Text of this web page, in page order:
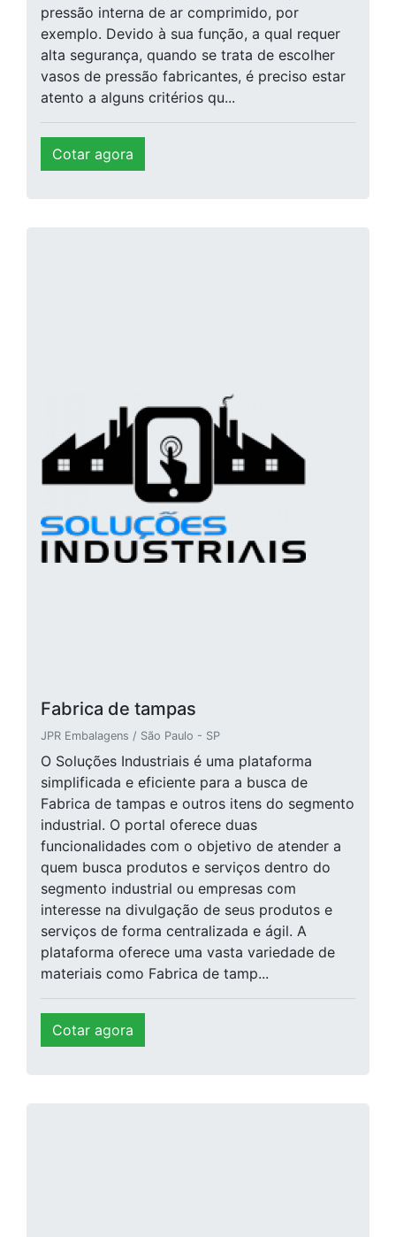
pressão interna de ar comprimido, por
exemplo. Devido à sua função, a qual requer
alta segurança, quando se trata de escolher
vasos de pressão fabricantes, é preciso estar
atento a alguns critérios qu...
Cotar agora
Fabrica de tampas
JPR Embalagens / São Paulo - SP
O Soluções Industriais é uma plataforma
simplificada e eficiente para a busca de
Fabrica de tampas e outros itens do segmento
industrial. O portal oferece duas
funcionalidades com o objetivo de atender a
quem busca produtos e serviços dentro do
segmento industrial ou empresas com
interesse na divulgação de seus produtos e
serviços de forma centralizada e ágil. A
plataforma oferece uma vasta variedade de
materiais como Fabrica de tamp...
Cotar agora